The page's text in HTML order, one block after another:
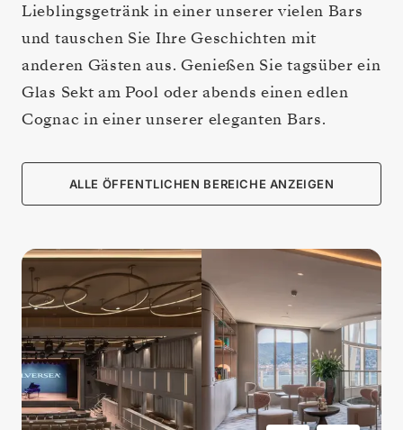
Lieblingsgetränk in einer unserer vielen Bars
und tauschen Sie Ihre Geschichten mit
anderen Gästen aus. Genießen Sie tagsüber ein
Glas Sekt am Pool oder abends einen edlen
Cognac in einer unserer eleganten Bars.
ALLE ÖFFENTLICHEN BEREICHE ANZEIGEN